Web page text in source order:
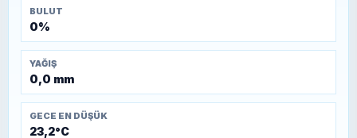
BULUT
0%
YAĞIŞ
0,0 mm
GECE EN DÜŞÜK
23,2°C